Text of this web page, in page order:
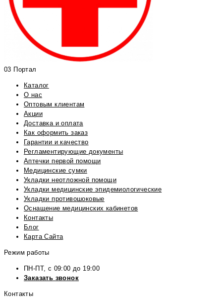
03 Портал
Каталог
О нас
Оптовым клиентам
Акции
Доставка и оплата
Как оформить заказ
Гарантии и качество
Регламентирующие документы
Аптечки первой помощи
Медицинские сумки
Укладки неотложной помощи
Укладки медицинские эпидемиологические
Укладки противошоковые
Оснащение медицинских кабинетов
Контакты
Блог
Карта Сайта
Режим работы
ПН-ПТ, с 09:00 до 19:00
Заказать звонок
Контакты